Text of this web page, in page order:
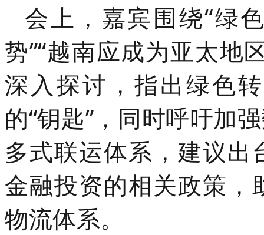
会上，嘉宾围绕“绿
势”“越南应成为亚太地
深入探讨，指出绿色
的“钥匙”，同时呼吁加
多式联运体系，建议
金融投资的相关政策
物流体系。